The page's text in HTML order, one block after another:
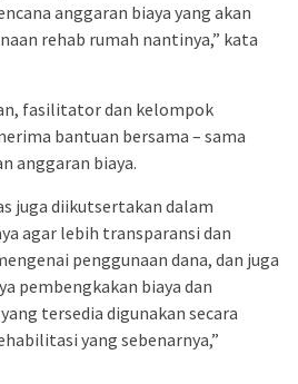
anggaran biaya yang akan
rehab rumah nantinya,” kata
fasilitator dan kelompok
bantuan bersama – sama
anggaran biaya.
juga diikutsertakan dalam
agar lebih transparansi dan
penggunaan dana, dan juga
pembengkakan biaya dan
tersedia digunakan secara
yang sebenarnya,”